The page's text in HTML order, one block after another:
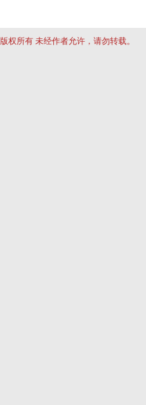
版权所有 未经作者允许，请勿转载。